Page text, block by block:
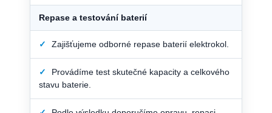
Repase a testování baterií
✓ Zajišťujeme odborné repase baterií elektrokol.
✓
Provádíme test skutečné kapacity a celkového
stavu baterie.